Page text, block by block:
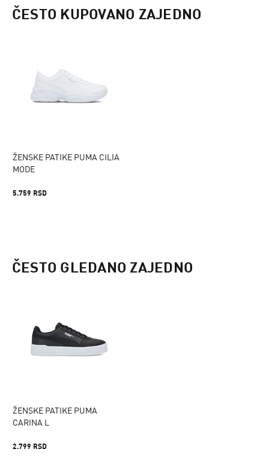
ČESTO KUPOVANO ZAJEDNO
ŽENSKE PATIKE PUMA CILIA
MODE
5.759 RSD
ČESTO GLEDANO ZAJEDNO
ŽENSKE PATIKE PUMA
CARINA L
2.799 RSD